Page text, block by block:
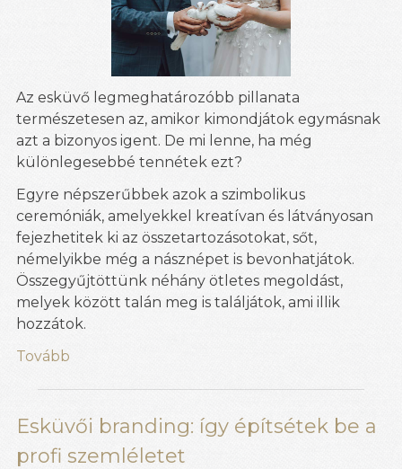
Az esküvő legmeghatározóbb pillanata
természetesen az, amikor kimondjátok egymásnak
azt a bizonyos igent. De mi lenne, ha még
különlegesebbé tennétek ezt?
Egyre népszerűbbek azok a szimbolikus
ceremóniák, amelyekkel kreatívan és látványosan
fejezhetitek ki az összetartozásotokat, sőt,
némelyikbe még a násznépet is bevonhatjátok.
Összegyűjtöttünk néhány ötletes megoldást,
melyek között talán meg is találjátok, ami illik
hozzátok.
Tovább
Esküvői branding: így építsétek be a
profi szemléletet